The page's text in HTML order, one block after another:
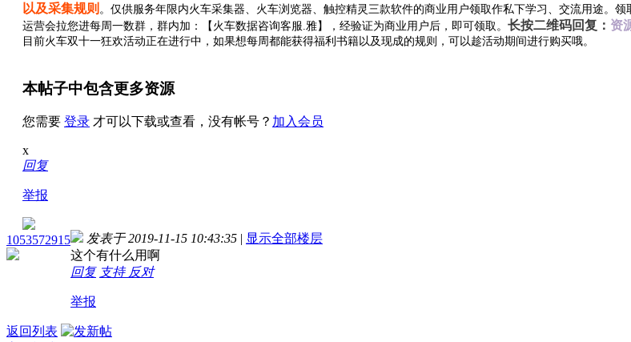
以及采集规则 。 仅供服务年限内火车采集器、火车浏览器、触控精灵三款软件的商业用户领取作私下学习、交流用途。 领
运营会拉您进每周一数群，群内加：
【火车数据咨询客服.雅】，经验证为商业用户后，即可领取。 长按二维码回复： 资
目前火车双十一狂欢活动正在进行中，如果想每周都能获得福利书籍以及现成的规则，可以趁活动期间进行购买哦。
本帖子中包含更多资源
您需要 登录 才可以下载或查看，没有帐号？ 加入会员
x
回复
举报
1053572915 发表于 2019-11-15 10:43:35 | 显示全部楼层
这个有什么用啊
回复 支持 反对
举报
返回列表